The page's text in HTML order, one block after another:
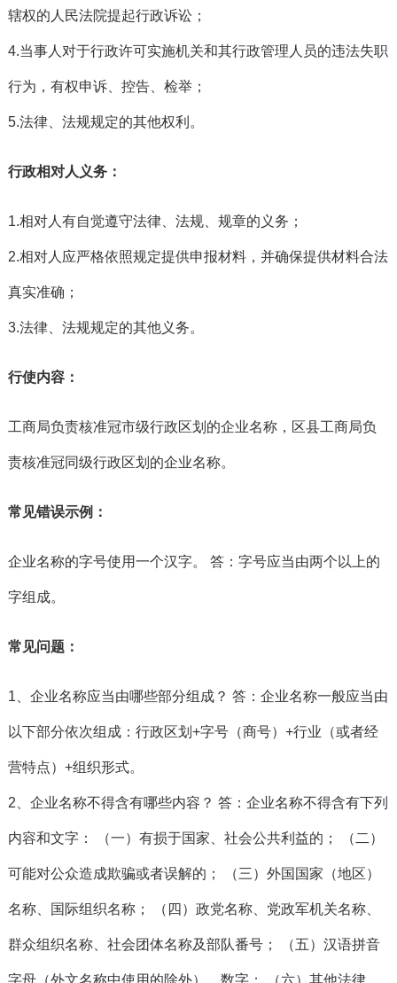
辖权的人民法院提起行政诉讼；
4.当事人对于行政许可实施机关和其行政管理人员的违法失职
行为，有权申诉、控告、检举；
5.法律、法规规定的其他权利。
行政相对人义务：
1.相对人有自觉遵守法律、法规、规章的义务；
2.相对人应严格依照规定提供申报材料，并确保提供材料合法
真实准确；
3.法律、法规规定的其他义务。
行使内容：
工商局负责核准冠市级行政区划的企业名称，区县工商局负
责核准冠同级行政区划的企业名称。
常见错误示例：
企业名称的字号使用一个汉字。 答：字号应当由两个以上的
字组成。
常见问题：
1、企业名称应当由哪些部分组成？ 答：企业名称一般应当由
以下部分依次组成：行政区划+字号（商号）+行业（或者经
营特点）+组织形式。
2、企业名称不得含有哪些内容？ 答：企业名称不得含有下列
内容和文字： （一）有损于国家、社会公共利益的； （二）
可能对公众造成欺骗或者误解的； （三）外国国家（地区）
名称、国际组织名称； （四）政党名称、党政军机关名称、
群众组织名称、社会团体名称及部队番号； （五）汉语拼音
字母（外文名称中使用的除外）、数字； （六）其他法律、